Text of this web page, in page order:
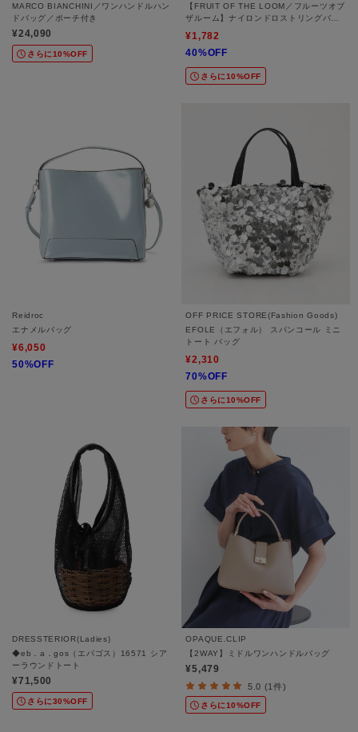
MARCO BIANCHINI／ワンハンドルハン
ドバッグ／ポーチ付き
¥24,090
さらに10%OFF
【FRUIT OF THE LOOM／フルーツオブ
ザルーム】ナイロンドロストリングバッ
¥1,782
40%OFF
さらに10%OFF
Reidroc
エナメルバッグ
¥6,050
50%OFF
OFF PRICE STORE(Fashion Goods)
EFOLE（エフォル） スパンコール ミニ
トート バッグ
¥2,310
70%OFF
さらに10%OFF
DRESSTERIOR(Ladies)
◆eb．a．gos（エバゴス）16571 シア
ーラウンドトート
¥71,500
さらに30%OFF
OPAQUE.CLIP
【2WAY】ミドルワンハンドルバッグ
¥5,479
5.0 (1件)
さらに10%OFF